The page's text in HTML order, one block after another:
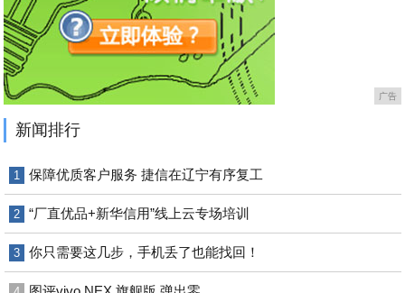
广告
新闻排行
1 保障优质客户服务 捷信在辽宁有序复工
2 “厂直优品+新华信用”线上云专场培训
3 你只需要这几步，手机丢了也能找回！